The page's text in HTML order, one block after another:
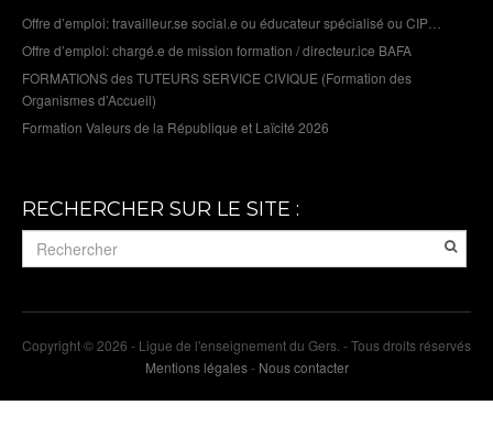
Offre d’emploi: travailleur.se social.e ou éducateur spécialisé ou CIP…
Offre d’emploi: chargé.e de mission formation / directeur.ice BAFA
FORMATIONS des TUTEURS SERVICE CIVIQUE (Formation des
Organismes d’Accueil)
Formation Valeurs de la République et Laïcité 2026
RECHERCHER SUR LE SITE :
Copyright © 2026 - Ligue de l'enseignement du Gers. - Tous droits réservés
Mentions légales- Nous contacter